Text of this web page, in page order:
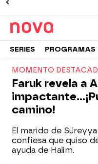
SERIES PROGRAMAS
MOMENTO
Faruk revela a
camino!
El marido de
confiesa que quiso
ayuda de Halim.